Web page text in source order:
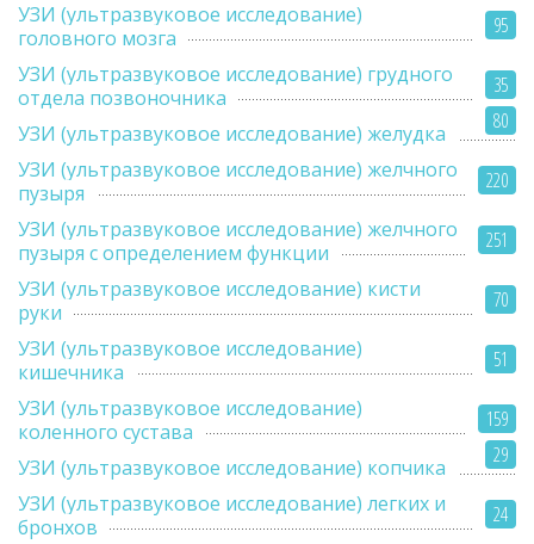
95
УЗИ (ультразвуковое исследование)
головного мозга
35
УЗИ (ультразвуковое исследование) грудного
отдела позвоночника
80
УЗИ (ультразвуковое исследование) желудка
220
УЗИ (ультразвуковое исследование) желчного
пузыря
251
УЗИ (ультразвуковое исследование) желчного
пузыря с определением функции
70
УЗИ (ультразвуковое исследование) кисти
руки
51
УЗИ (ультразвуковое исследование)
кишечника
159
УЗИ (ультразвуковое исследование)
коленного сустава
29
УЗИ (ультразвуковое исследование) копчика
24
УЗИ (ультразвуковое исследование) легких и
бронхов